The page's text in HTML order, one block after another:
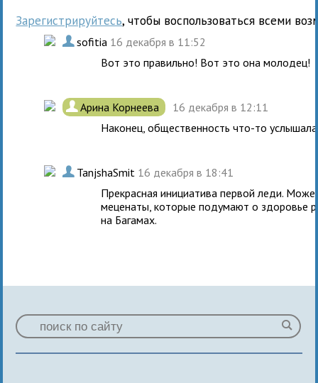
Зарегистрируйтесь, чтобы воспользоваться всеми
. sofitia 16 декабря в 11:52
Вот это правильно! Вот это она молодец!
. Арина Корнеева
16 декабря в 12:11
Наконец, общественность что-то
. TanjshaSmit 16 декабря в 18:41
Прекрасная инициатива первой леди.
меценаты, которые подумают о здоровье
на Багамах.